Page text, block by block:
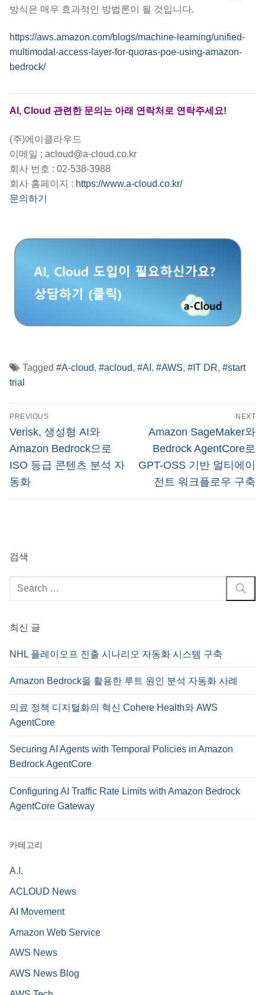
방식은 매우 효과적인 방법론이 될 것입니다.
https://aws.amazon.com/blogs/machine-learning/unified-
multimodal-access-layer-for-quoras-poe-using-amazon-
bedrock/
AI, Cloud 관련한 문의는 아래 연락처로 연락주세요!
(주)에이클라우드
이메일 : acloud@a-cloud.co.kr
회사 번호 : 02-538-3988
회사 홈페이지 : https://www.a-cloud.co.kr/
문의하기
Tagged #A-cloud, #acloud, #AI , #AWS, #IT DR, #start
trial
글
탐
색
PREVIOUS
Previous
post:
Verisk, 생성형 AI와
Amazon Bedrock으로
ISO 등급 콘텐츠 분석 자
동화
NEXT
Next
post:
Amazon SageMaker와
Bedrock AgentCore로
GPT-OSS 기반 멀티에이
전트 워크플로우 구축
검색
검
최신 글
NHL 플레이오프 진출 시나리오 자동화 시스템 구축
Amazon Bedrock을 활용한 루트 원인 분석 자동화 사례
의료 정책 디지털화의 혁신 Cohere Health와 AWS
AgentCore
Securing AI Agents with Temporal Policies in Amazon
Bedrock AgentCore
Configuring AI Traffic Rate Limits with Amazon Bedrock
AgentCore Gateway
카테고리
A.I.
ACLOUD News
AI Movement
Amazon Web Service
AWS News
AWS News Blog